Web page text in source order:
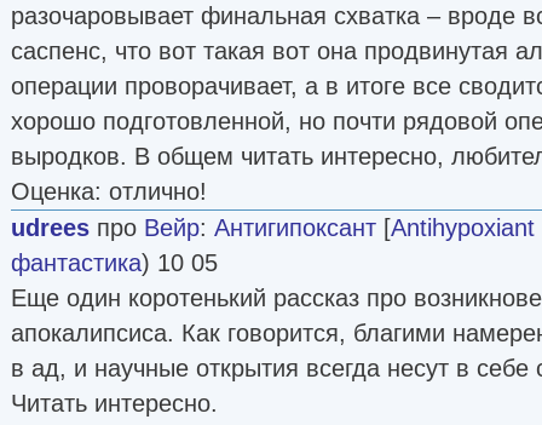
разочаровывает финальная схватка – вроде
саспенс, что вот такая вот она продвинутая
операции проворачивает, а в итоге все
хорошо подготовленной, но почти рядовой
выродков. В общем читать интересно,
Оценка: отлично!
udrees про Вейр: Антигипоксант [Antihypoxiant
фантастика) 10 05
Еще один коротенький рассказ про
апокалипсиса. Как говорится, благими
в ад, и научные открытия всегда несут в
Читать интересно.